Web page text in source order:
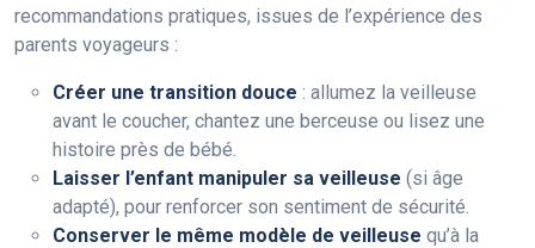
recommandations pratiques, issues de l’expérience des
parents voyageurs :
Créer une transition douce : allumez la veilleuse
avant le coucher, chantez une berceuse ou lisez une
histoire près de bébé.
Laisser l’enfant manipuler sa veilleuse (si âge
adapté), pour renforcer son sentiment de sécurité.
Conserver le même modèle de veilleuse qu’à la